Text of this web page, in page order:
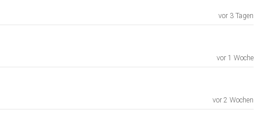
vor 3 Tagen
vor 1 Woche
vor 2 Wochen